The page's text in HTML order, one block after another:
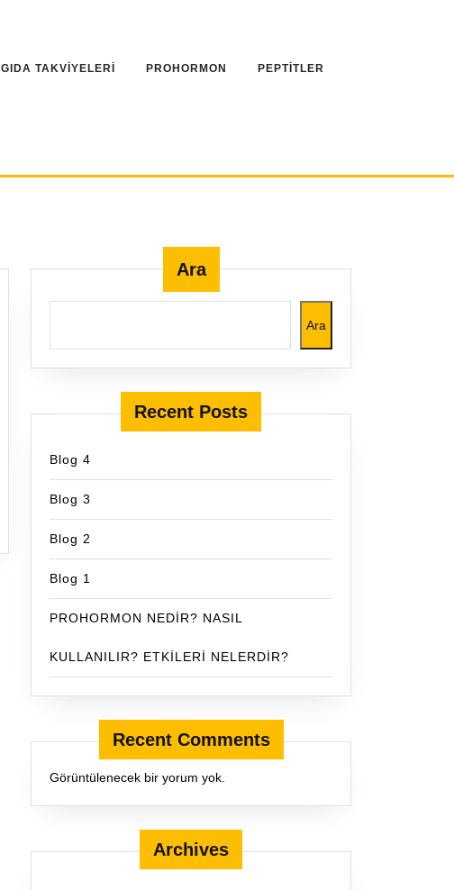
GIDA TAKVİYELERİ PROHORMON PEPTİTLER
Ara
Ara
Recent Posts
Blog 4
Blog 3
Blog 2
Blog 1
PROHORMON NEDİR? NASIL
KULLANILIR? ETKİLERİ NELERDİR?
Recent Comments
Görüntülenecek bir yorum yok.
Archives